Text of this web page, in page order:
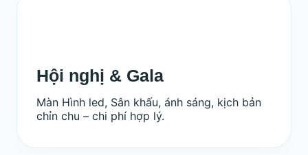
Hội nghị & Gala
Màn Hình led, Sân khấu, ánh sáng, kịch bản
chỉn chu – chi phí hợp lý.